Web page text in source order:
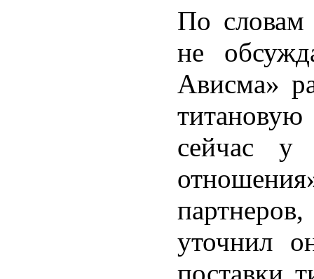
По словам
не
Ависма»
сейчас у
уточнил
поставки